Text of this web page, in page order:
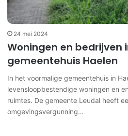
24 mei 2024
Woningen en bedrijven
gemeentehuis Haelen
In het voormalige gemeentehuis in
levensloopbestendige woningen en
ruimtes. De gemeente Leudal heeft
omgevingsvergunning…